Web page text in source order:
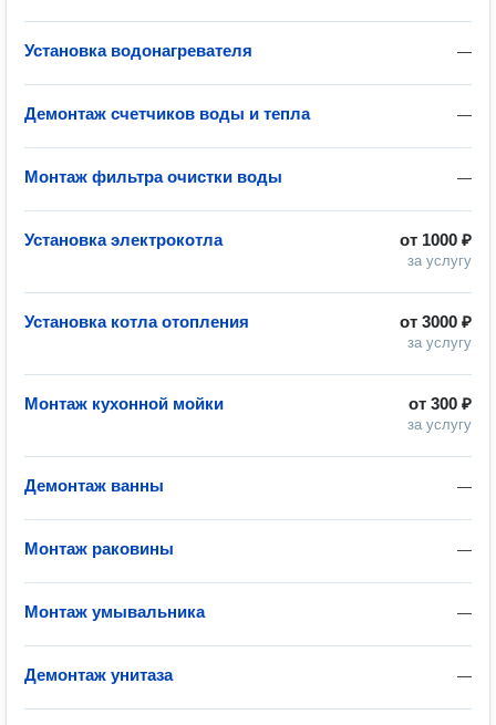
—
Установка водонагревателя
—
Демонтаж счетчиков воды и тепла
—
Монтаж фильтра очистки воды
от 1000 ₽
за услугу
Установка электрокотла
от 3000 ₽
за услугу
Установка котла отопления
от 300 ₽
за услугу
Монтаж кухонной мойки
—
Демонтаж ванны
—
Монтаж раковины
—
Монтаж умывальника
—
Демонтаж унитаза